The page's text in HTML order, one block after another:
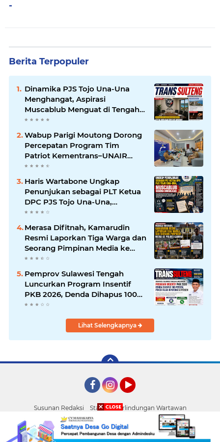
-
Berita Terpopuler
Dinamika PJS Tojo Una-Una
Menghangat, Aspirasi
Muscablub Menguat di Tengah
Munculnya Penunjukan Plt
Ketua
Wabup Parigi Moutong Dorong
Percepatan Program Tim
Patriot Kementrans–UNAIR
untuk Kembangkan Potensi
Daerah
Haris Wartabone Ungkap
Penunjukan sebagai PLT Ketua
DPC PJS Tojo Una-Una,
Muscablub Segera Diusulkan
Merasa Difitnah, Kamarudin
Resmi Laporkan Tiga Warga dan
Seorang Pimpinan Media ke
Polres Kampar
Pemprov Sulawesi Tengah
Luncurkan Program Insentif
PKB 2026, Denda Dihapus 100
Persen dan Pokok Pajak
Lihat Selengkapnya
Susunan Redaksi
Standar Perlindungan Wartawan
Pasang Iklan
Tentang Kami Pedoman Media Siber
Palu
Copyright ©2026 TRANS SULTENG